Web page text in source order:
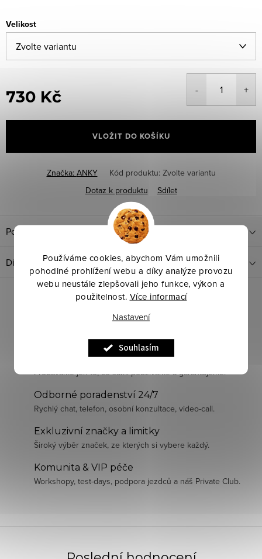
Používáme cookies, abychom Vám umožnili
pohodlné prohlížení webu a díky analýze provozu
webu neustále zlepšovali jeho funkce, výkon a
použitelnost. Více informací
Nastavení
Souhlasím
Velikost
730 Kč
cena:
VLOŽIT DO KOŠÍKU
Značka: ANKY Kód produktu: Zvolte variantu
Dotaz k produktu
Sdílet
Popis produktu
Diskuze
Pečlivě vybraná kvalita
Prodáváme jen to, co sami používáme a garantujeme.
Odborné poradenství 24/7
Rychlý chat, telefon, osobní konzultace, video-call.
Exkluzivní značky a limitky
Široký výběr značek, ze kterých si vybere každý.
Komunita & VIP péče
Workshopy, test-days, podpora jezdců a náš Private Club.